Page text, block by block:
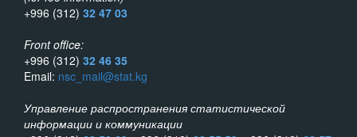
+996 (312) 32 47 03
Front office:
+996 (312) 32 46 35
Email: nsc_mail@stat.kg
Управление распространения статистической
информации и коммуникации